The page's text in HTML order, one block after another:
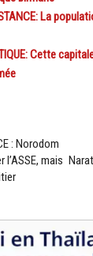
La
Cette
: Norodom
mais